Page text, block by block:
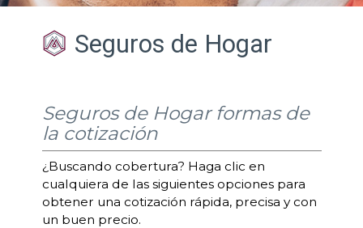
Seguros de Hogar
Seguros de Hogar formas de
la cotización
¿Buscando cobertura? Haga clic en
cualquiera de las siguientes opciones para
obtener una cotización rápida, precisa y con
un buen precio.